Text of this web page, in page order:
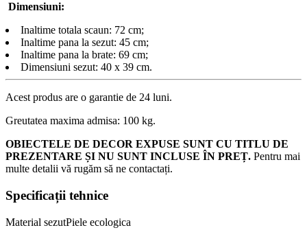
Dimensiuni:
Inaltime totala scaun: 72 cm;
Inaltime pana la sezut: 45 cm;
Inaltime pana la brate: 69 cm;
Dimensiuni sezut: 40 x 39 cm.
Acest produs are o garantie de 24 luni.
Greutatea maxima admisa: 100 kg.
OBIECTELE DE DECOR EXPUSE SUNT CU TITLU DE
PREZENTARE ȘI NU SUNT INCLUSE ÎN PREȚ. Pentru mai
multe detalii vă rugăm să ne contactați.
Specificații tehnice
Material sezutPiele ecologica